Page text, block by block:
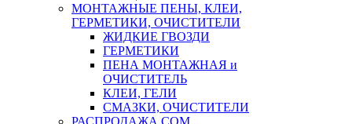
МОНТАЖНЫЕ ПЕНЫ, КЛЕИ,
ГЕРМЕТИКИ, ОЧИСТИТЕЛИ
ЖИДКИЕ ГВОЗДИ
ГЕРМЕТИКИ
ПЕНА МОНТАЖНАЯ и
ОЧИСТИТЕЛЬ
КЛЕИ, ГЕЛИ
СМАЗКИ, ОЧИСТИТЕЛИ
РАСПРОДАЖА СОМ